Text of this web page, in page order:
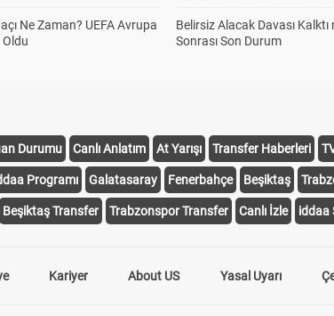
Ne Zaman? UEFA Avrupa
Belirsiz Alacak Davası Kalktı
Sonrası Son Durum
Durumu Canlı Anlatım At Yarışı Transfer Haberleri
Programı Galatasaray Fenerbahçe Beşiktaş
Beşiktaş Transfer Trabzonspor Transfer Canlı İzle iddaa
Kariyer About US Yasal Uyarı